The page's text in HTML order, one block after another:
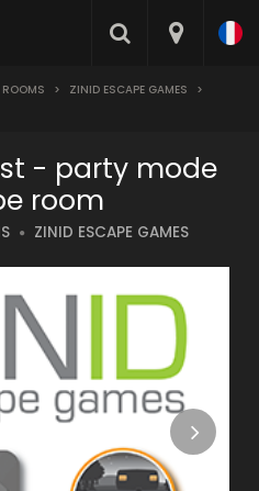
ROOMS > ZINID ESCAPE GAMES
>
- party mode
room
ZINID ESCAPE GAMES